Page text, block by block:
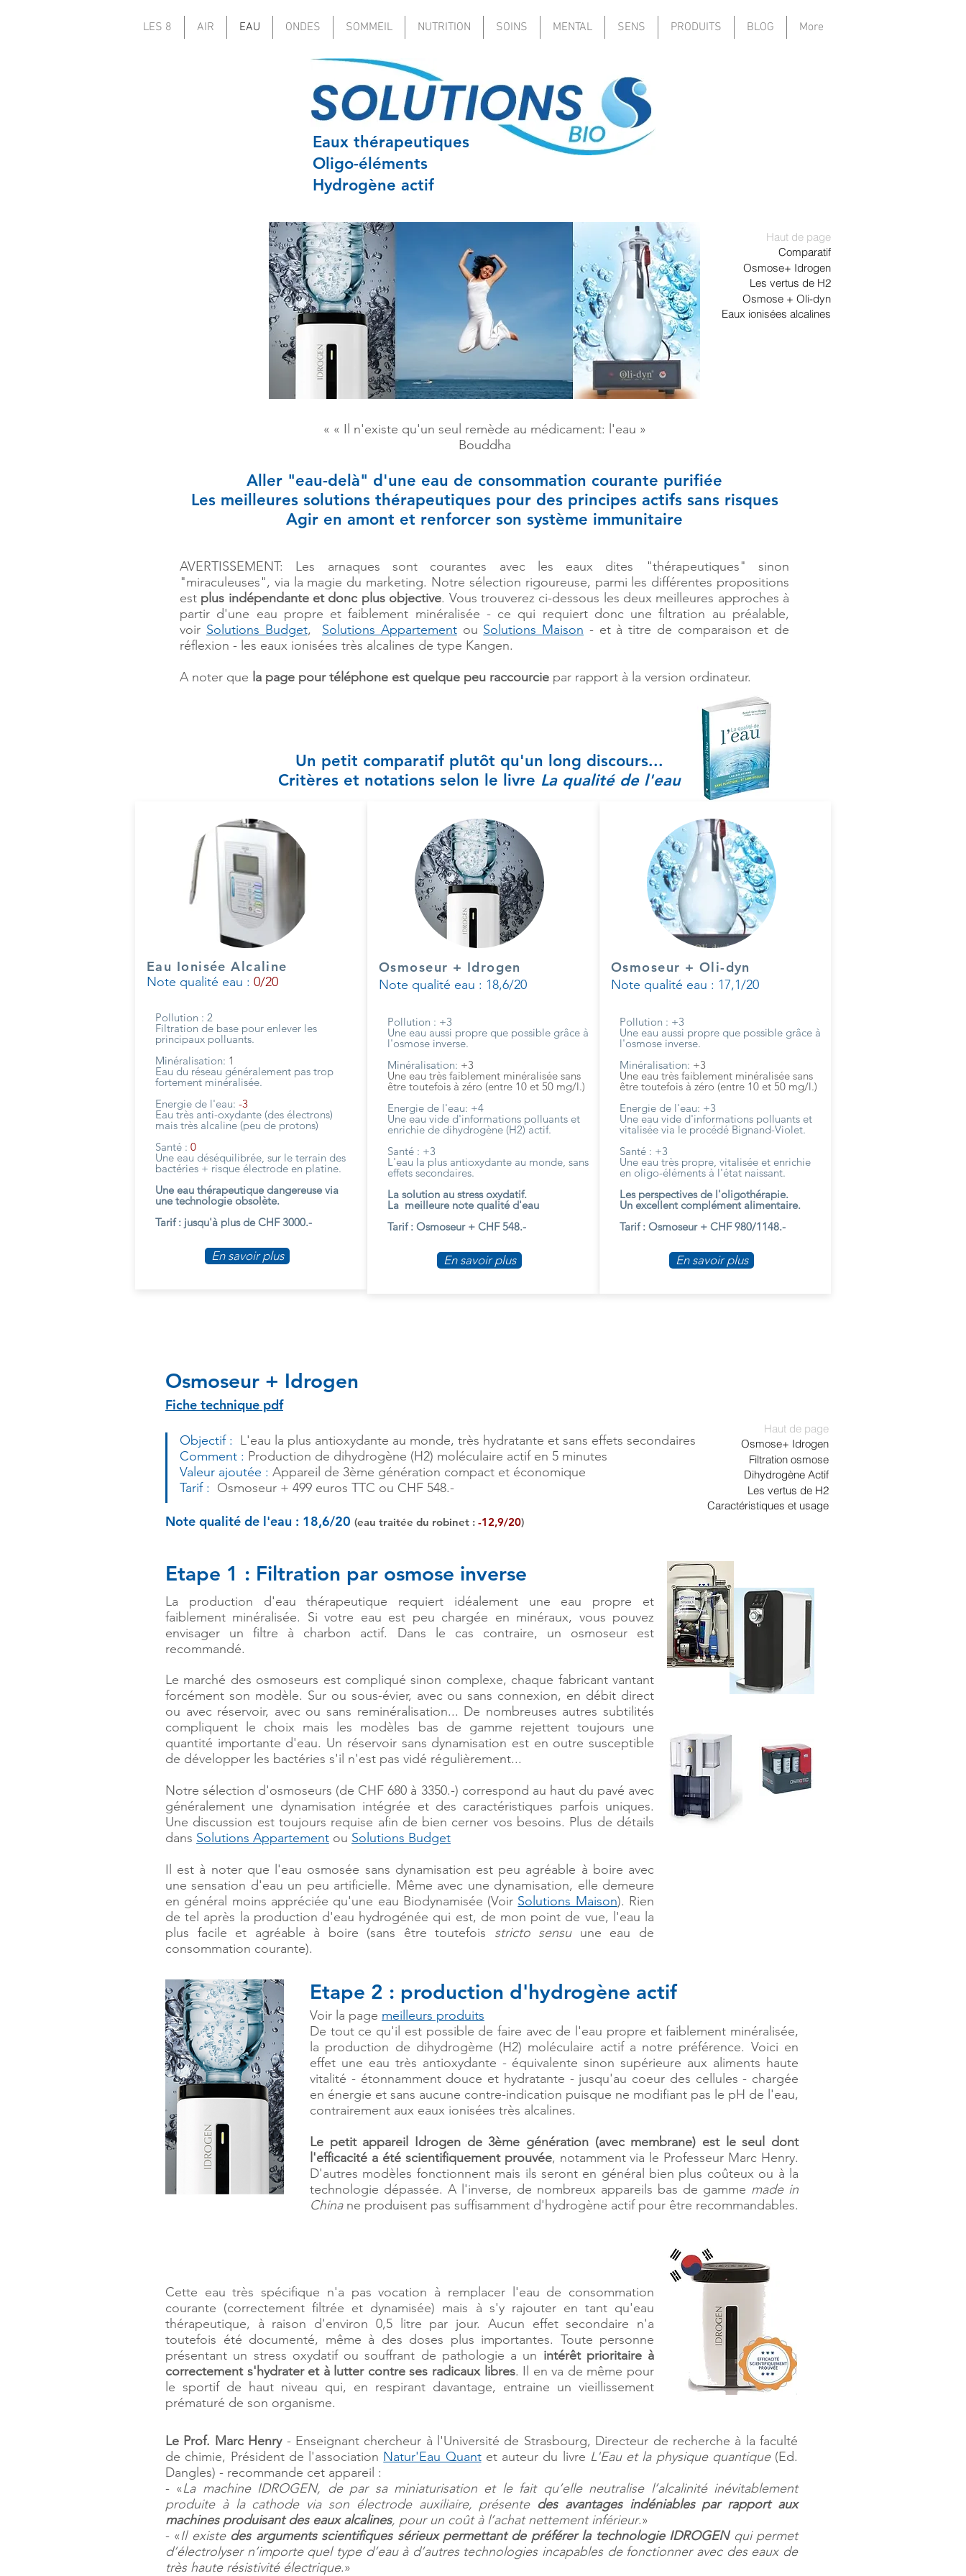
LES 8 AIR EAU ONDES SOMMEIL NUTRITION SOINS MENTAL SENS PRODUITS BLOG More
Eaux thérapeutiques
Oligo-éléments
Hydrogène actif
Haut de page
Comparatif
Osmose+ Idrogen
Les vertus de H2
Osmose + Oli-dyn
Eaux ionisées alcalines
« « Il n'existe qu'un seul remède au médicament: l'eau »
Bouddha
Aller "eau-delà" d'une eau de consommation courante purifiée
Les meilleures solutions thérapeutiques pour des principes actifs sans risques
Agir en amont et renforcer son système immunitaire
AVERTISSEMENT: Les arnaques sont courantes avec les eaux dites "thérapeutiques" sinon
"miraculeuses", via la magie du marketing. Notre sélection rigoureuse, parmi les différentes propositions
est plus indépendante et donc plus objective. Vous trouverez ci-dessous les deux meilleures approches à
partir d'une eau propre et faiblement minéralisée - ce qui requiert donc une filtration au préalable,
voir Solutions Budget, Solutions Appartementou Solutions Maison - et à titre de comparaison et de
réflexion - les eaux ionisées très alcalines de type Kangen.
A noter que la page pour téléphone est quelque peu raccourcie par rapport à la version ordinateur.
Un petit comparatif plutôt qu'un long discours...
Critères et notations selon le livre La qualité de l'eau
Note qualité eau : 0/20
Eau Ionisée Alcaline
Pollution : 2
Filtration de base pour enlever les
principaux polluants.
Minéralisation: 1
Eau du réseau généralement pas trop
fortement minéralisée.
Energie de l'eau: -3
Eau très anti-oxydante (des électrons)
mais très alcaline (peu de protons)
Santé : 0
Une eau déséquilibrée, sur le terrain des
bactéries + risque électrode en platine.
Une eau thérapeutique dangereuse via
une technologie obsolète.
Tarif : jusqu'à plus de CHF 3000.-
En savoir plus
Note qualité eau : 18,6/20
Osmoseur + Idrogen
Pollution : +3
Une eau aussi propre que possible grâce à
l'osmose inverse.
Minéralisation: +3
Une eau très faiblement minéralisée sans
être toutefois à zéro (entre 10 et 50 mg/l.)
Energie de l'eau: +4
Une eau vide d'informations polluants et
enrichie de dihydrogène (H2) actif.
Santé : +3
L'eau la plus antioxydante au monde, sans
effets secondaires.
La solution au stress oxydatif.
La meilleure note qualité d'eau
Tarif : Osmoseur + CHF 548.-
En savoir plus
Note qualité eau : 17,1/20
Osmoseur + Oli-dyn
Pollution : +3
Une eau aussi propre que possible grâce à
l'osmose inverse.
Minéralisation: +3
Une eau très faiblement minéralisée sans
être toutefois à zéro (entre 10 et 50 mg/l.)
Energie de l'eau: +3
Une eau vide d'informations polluants et
vitalisée via le procédé Bignand-Violet.
Santé : +3
Une eau très propre, vitalisée et enrichie
en oligo-éléments à l'état naissant.
Les perspectives de l'oligothérapie.
Un excellent complément alimentaire.
Tarif : Osmoseur + CHF 980/1148.-
En savoir plus
Osmoseur + Idrogen
Fiche technique pdf
Haut de page
Osmose+ Idrogen
Filtration osmose
Dihydrogène Actif
Les vertus de H2
Caractéristiques et usage
Objectif : L'eau la plus antioxydante au monde, très hydratante et sans effets secondaires
Comment : Production de dihydrogène (H2) moléculaire actif en 5 minutes
Valeur ajoutée : Appareil de 3ème génération compact et économique
Tarif : Osmoseur + 499 euros TTC ou CHF 548.-
Note qualité de l'eau : 18,6/20 (eau traitée du robinet : -12,9/20)
Etape 1 : Filtration par osmose inverse
La production d'eau thérapeutique requiert idéalement une eau propre et
faiblement minéralisée. Si votre eau est peu chargée en minéraux, vous pouvez
envisager un filtre à charbon actif. Dans le cas contraire, un osmoseur est
recommandé.
Le marché des osmoseurs est compliqué sinon complexe, chaque fabricant vantant
forcément son modèle. Sur ou sous-évier, avec ou sans connexion, en débit direct
ou avec réservoir, avec ou sans reminéralisation... De nombreuses autres subtilités
compliquent le choix mais les modèles bas de gamme rejettent toujours une
quantité importante d'eau. Un réservoir sans dynamisation est en outre susceptible
de développer les bactéries s'il n'est pas vidé régulièrement...
Notre sélection d'osmoseurs (de CHF 680 à 3350.-) correspond au haut du pavé avec
généralement une dynamisation intégrée et des caractéristiques parfois uniques.
Une discussion est toujours requise afin de bien cerner vos besoins. Plus de détails
dans Solutions Appartement ou Solutions Budget
Il est à noter que l'eau osmosée sans dynamisation est peu agréable à boire avec
une sensation d'eau un peu artificielle. Même avec une dynamisation, elle demeure
en général moins appréciée qu'une eau Biodynamisée (Voir Solutions Maison). Rien
de tel après la production d'eau hydrogénée qui est, de mon point de vue, l'eau la
plus facile et agréable à boire (sans être toutefois stricto sensuune eau de
consommation courante).
Etape 2 : production d'hydrogène actif
Voir la page meilleurs produits
De tout ce qu'il est possible de faire avec de l'eau propre et faiblement minéralisée,
la production de dihydrogème (H2) moléculaire actif a notre préférence. Voici en
effet une eau très antioxydante - équivalente sinon supérieure aux aliments haute
vitalité - étonnamment douce et hydratante - jusqu'au coeur des cellules - chargée
en énergie et sans aucune contre-indication puisque ne modifiant pas le pH de l'eau,
contrairement aux eaux ionisées très alcalines.
Le petit appareil Idrogen de 3ème génération (avec membrane) est le seul dont
l'efficacité a été scientifiquement prouvée, notamment via le Professeur Marc Henry.
D'autres modèles fonctionnent mais ils seront en général bien plus coûteux ou à la
technologie dépassée. A l'inverse, de nombreux appareils bas de gamme made in
Chinane produisent pas suffisamment d'hydrogène actif pour être recommandables.
Cette eau très spécifique n'a pas vocation à remplacer l'eau de consommation
courante (correctement filtrée et dynamisée) mais à s'y rajouter en tant qu'eau
thérapeutique, à raison d'environ 0,5 litre par jour. Aucun effet secondaire n'a
toutefois été documenté, même à des doses plus importantes. Toute personne
présentant un stress oxydatif ou souffrant de pathologie a un intérêt prioritaire à
correctement s'hydrater et à lutter contre ses radicaux libres. Il en va de même pour
le sportif de haut niveau qui, en respirant davantage, entraine un vieillissement
prématuré de son organisme.
Le Prof. Marc Henry- Enseignant chercheur à l'Université de Strasbourg, Directeur de recherche à la faculté
de chimie, Président de l'association Natur'Eau Quantet auteur du livre L'Eau et la physique quantique(Ed.
Dangles) - recommande cet appareil :
- «La machine IDROGEN, de par sa miniaturisation et le fait qu’elle neutralise l’alcalinité inévitablement
produite à la cathode via son électrode auxiliaire, présente des avantages indéniables par rapport aux
machines produisant des eaux alcalines, pour un coût à l’achat nettement inférieur.»
- «Il existe des arguments scientifiques sérieux permettant de préférer la technologie IDROGENqui permet
d’électrolyser n’importe quel type d’eau à d’autres technologies incapables de fonctionner avec des eaux de
très haute résistivité électrique.»